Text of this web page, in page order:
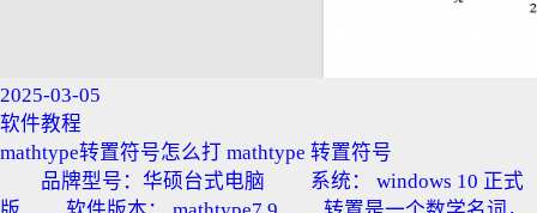
2025-03-05
软件教程
mathtype转置符号怎么打 mathtype 转置符号
品牌型号：华硕台式电脑 系统： windows 10 正式